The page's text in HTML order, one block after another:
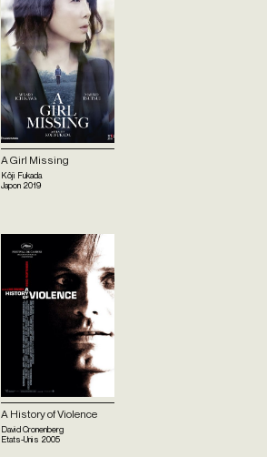
A Girl Missing
Kôji Fukada
Japon 2019
A History of Violence
David Cronenberg
Etats-Unis 2005